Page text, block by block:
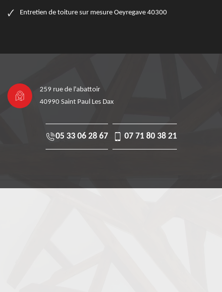
Entretien de toiture sur mesure Oeyregave 40300
259 rue de l'abattoir
40990 Saint Paul Les Dax
05 33 06 28 67 07 71 80 38 21